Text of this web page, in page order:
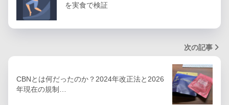
を実食で検証
次の記事
CBNとは何だったのか？2024年改正法と2026
年現在の規制…